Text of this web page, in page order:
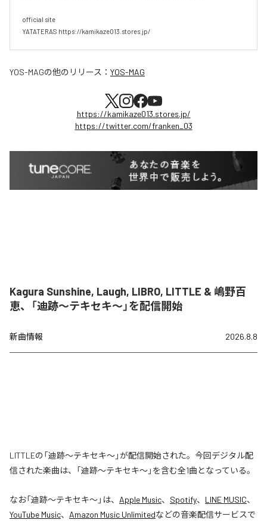
official site
YATATERAS https://kamikaze013.stores.jp/
YOS-MAGの他のリリース： YOS-MAG
https://kamikaze013.stores.jp/
https://twitter.com/franken_03
Kagura Sunshine, Laugh, LIBRO, LITTLE & 嶋野百
恵、「迪跡〜テキセキ〜」を配信開始
新曲情報 2026.8.8
LITTLEの「迪跡〜テキセキ〜」が配信開始された。今回デジタル配
信された楽曲は、「迪跡〜テキセキ〜」を含む全1曲となっている。
なお「迪跡〜テキセキ〜」は、 Apple Music、 Spotify、 LINE MUSIC、
YouTube Music、 Amazon Music Unlimitedなどの音楽配信サービスで